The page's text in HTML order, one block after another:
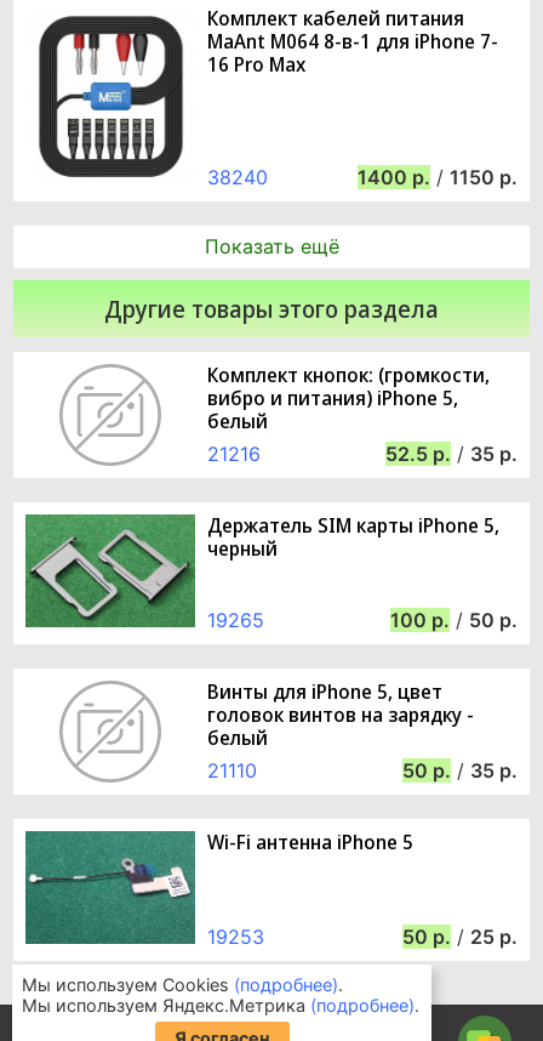
Комплект кабелей питания
MaAnt M064 8-в-1 для iPhone 7-
16 Pro Max
38240 1400 / 1150
Показать ещё
Другие товары этого раздела
Комплект кнопок: (громкости,
вибро и питания) iPhone 5,
белый
21216 52.5 / 35
Держатель SIM карты iPhone 5,
черный
19265 100 / 50
Винты для iPhone 5, цвет
головок винтов на зарядку -
белый
21110 50 / 35
Wi-Fi антенна iPhone 5
19253 50 / 25
Информация для покупателей
Мы используем Cookies (подробнее).
Мы используем Яндекс.Метрика (подробнее).